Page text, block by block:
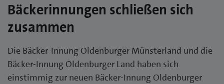
Bäckerinnungen schließen sich
zusammen
Die Bäcker-Innung Oldenburger Münsterland und die
Bäcker-Innung Oldenburger Land haben sich
einstimmig zur neuen Bäcker-Innung Oldenburger